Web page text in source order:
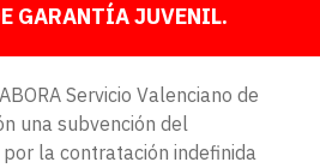
GARANTÍA JUVENIL.
Servicio Valenciano de
una subvención del
la contratación indefinida